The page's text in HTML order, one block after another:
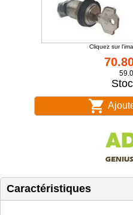
Cliquez sur
Caractéristiques